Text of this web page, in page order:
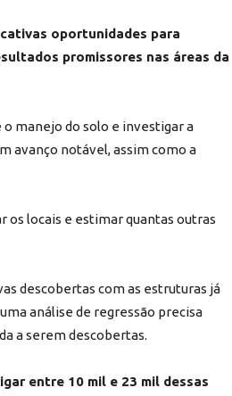
oportunidades para
promissores nas áreas da
manejo do solo e investigar a
avanço notável, assim como a
os locais e estimar quantas outras
descobertas com as estruturas já
análise de regressão precisa
a serem descobertas.
entre 10 mil e 23 mil dessas